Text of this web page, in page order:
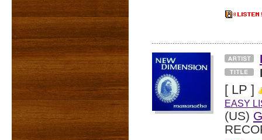
[ LP ]
EASY
(US)